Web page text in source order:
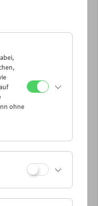
an der Kassa im
ohne